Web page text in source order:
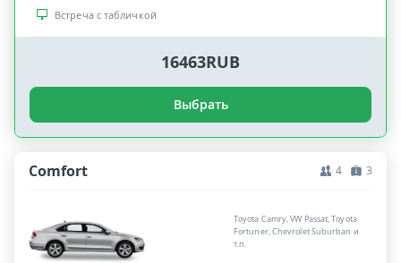
Встреча с табличкой
16463RUB
Выбрать
Comfort 4 3
Toyota Camry, VW Passat, Toyota
Fortuner, Chevrolet Suburban и
т.п.